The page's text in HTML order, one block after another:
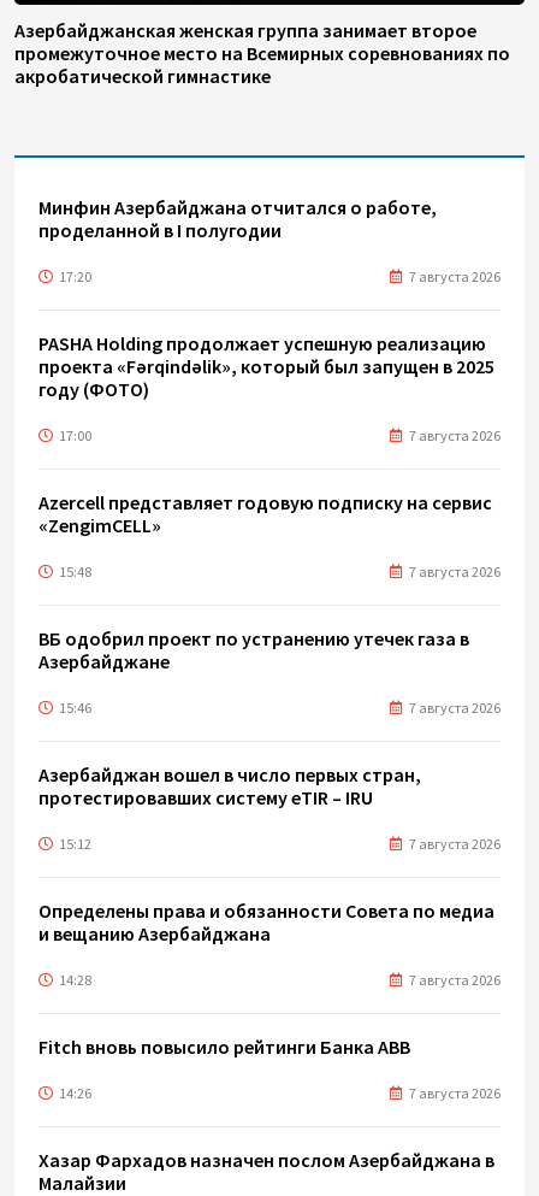
Азербайджанская женская группа занимает второе
промежуточное место на Всемирных соревнованиях по
акробатической гимнастике
Минфин Азербайджана отчитался о работе,
проделанной в I полугодии
17:20 7 августа 2026
PASHA Holding продолжает успешную реализацию
проекта «Fərqindəlik», который был запущен в 2025
году (ФОТО)
17:00 7 августа 2026
Azercell представляет годовую подписку на сервис
«ZengimCELL»
15:48 7 августа 2026
ВБ одобрил проект по устранению утечек газа в
Азербайджане
15:46 7 августа 2026
Азербайджан вошел в число первых стран,
протестировавших систему eTIR – IRU
15:12 7 августа 2026
Определены права и обязанности Совета по медиа
и вещанию Азербайджана
14:28 7 августа 2026
Fitch вновь повысило рейтинги Банка ABB
14:26 7 августа 2026
Хазар Фархадов назначен послом Азербайджана в
Малайзии